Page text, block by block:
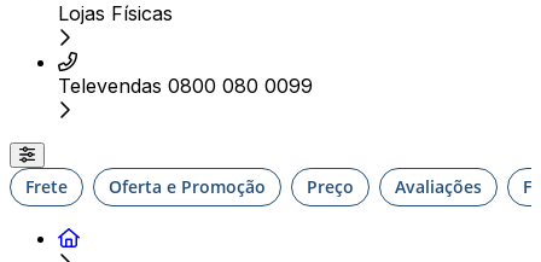
Lojas Físicas
Televendas 0800 080 0099
Frete Oferta e Promoção Preço Avaliações